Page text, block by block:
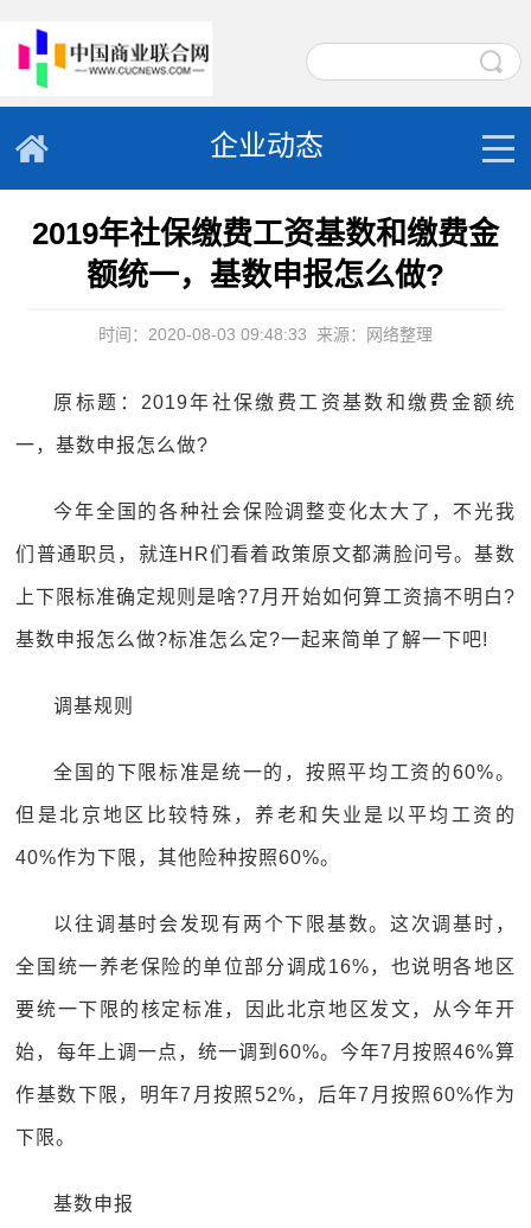
企业动态
2019年社保缴费工资基数和缴费金
额统一，基数申报怎么做?
时间：2020-08-03 09:48:33 来源：网络整理
原标题：2019年社保缴费工资基数和缴费金额统
一，基数申报怎么做?
今年全国的各种社会保险调整变化太大了，不光我
们普通职员，就连HR们看着政策原文都满脸问号。基数
上下限标准确定规则是啥?7月开始如何算工资搞不明白?
基数申报怎么做?标准怎么定?一起来简单了解一下吧!
调基规则
全国的下限标准是统一的，按照平均工资的60%。
但是北京地区比较特殊，养老和失业是以平均工资的
40%作为下限，其他险种按照60%。
以往调基时会发现有两个下限基数。这次调基时，
全国统一养老保险的单位部分调成16%，也说明各地区
要统一下限的核定标准，因此北京地区发文，从今年开
始，每年上调一点，统一调到60%。今年7月按照46%算
作基数下限，明年7月按照52%，后年7月按照60%作为
下限。
基数申报